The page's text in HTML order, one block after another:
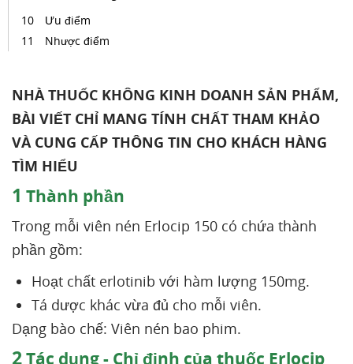
Ưu điểm
Nhược điểm
NHÀ THUỐC KHÔNG KINH DOANH SẢN PHẨM,
BÀI VIẾT CHỈ MANG TÍNH CHẤT THAM KHẢO
VÀ CUNG CẤP THÔNG TIN CHO KHÁCH HÀNG
TÌM HIỂU
1 Thành phần
Trong mỗi viên nén Erlocip 150 có chứa thành
phần gồm:
Hoạt chất erlotinib với hàm lượng 150mg.
Tá dược khác vừa đủ cho mỗi viên.
Dạng bào chế: Viên nén bao phim.
2Tác dụng - Chỉ định của thuốc Erlocip